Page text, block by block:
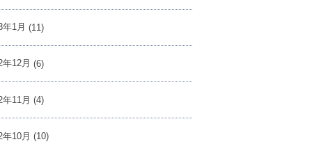
年1月 (11)
年12月 (6)
年11月 (4)
年10月 (10)